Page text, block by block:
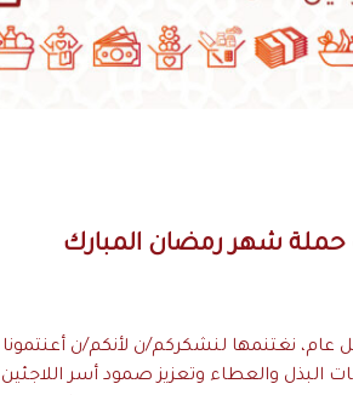
حملة شهر رمضان المبارك
نغتنمها لنشكركم/ن لأنكم/ن أعنتمونا
البذل والعطاء وتعزيز صمود أسر